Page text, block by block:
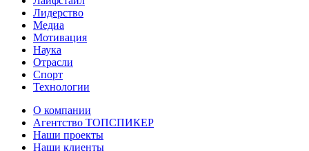
Лидерство
Медиа
Мотивация
Наука
Отрасли
Спорт
Технологии
О компании
Агентство ТОПСПИКЕР
Наши проекты
Наши клиенты